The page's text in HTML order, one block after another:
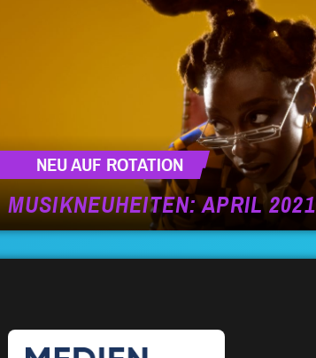
NEU AUF ROTATION
MUSIKNEUHEITEN: APRIL 2021